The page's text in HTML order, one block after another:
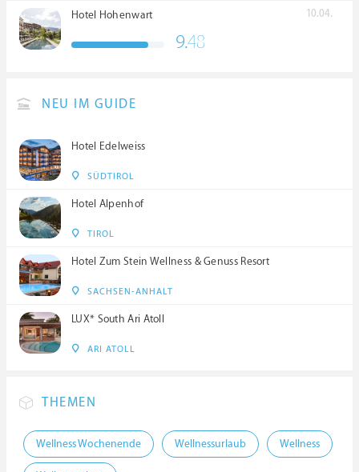
Hotel Hohenwart 10.04.
9.48
NEU IM GUIDE
Hotel Edelweiss
SÜDTIROL
Hotel Alpenhof
TIROL
Hotel Zum Stein Wellness & Genuss Resort
SACHSEN-ANHALT
LUX* South Ari Atoll
ARI ATOLL
THEMEN
Wellness Wochenende Wellnessurlaub Wellness